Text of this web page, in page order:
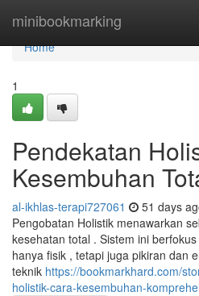
minibookmarking
Home
Home
1
Pendekatan
Kesembuhan
al-ikhlas-terapi727061 51 days
Pengobatan Holistik menawarkan
kesehatan total . Sistem ini
hanya fisik , tetapi juga pikiran dan
teknik https://bookmarkhard.com/
holistik-cara-kesembuhan-